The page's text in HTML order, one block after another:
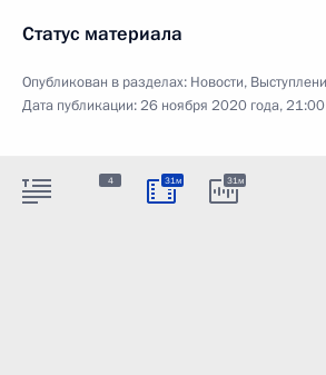
Статус материала
Опубликован в разделах: Новости,
Дата публикации:26 ноября 2020 года, 21:00
4 31м 31м